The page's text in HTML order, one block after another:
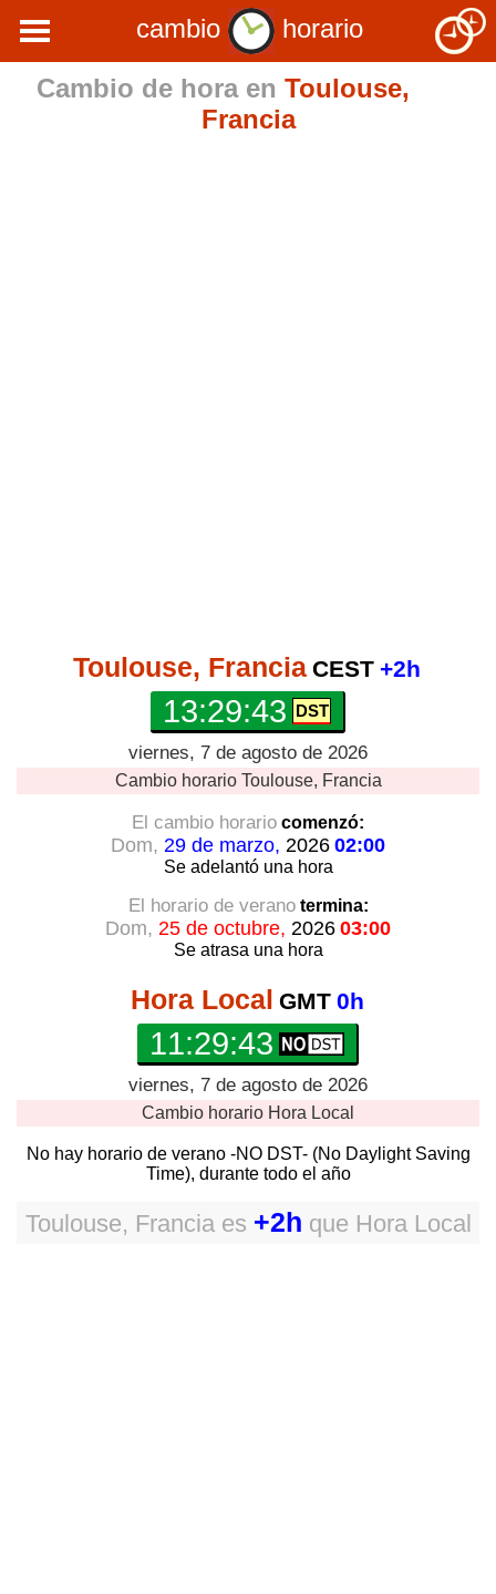
cambio
horario
Cambio de hora en Toulouse,
Francia
Toulouse, Francia CEST +2h
13:29:43
viernes, 7 de agosto de 2026
Cambio horario Toulouse, Francia
El cambio horario comenzó:
Dom, 29 de marzo, 2026 02:00
Se adelantó una hora
El horario de veranotermina:
Dom, 25 de octubre, 2026 03:00
Se atrasa una hora
Hora Local GMT 0h
11:29:43
viernes, 7 de agosto de 2026
Cambio horario Hora Local
No hay horario de verano -NO DST- (No Daylight Saving
Time), durante todo el año
Toulouse, Franciaes +2h que Hora Local